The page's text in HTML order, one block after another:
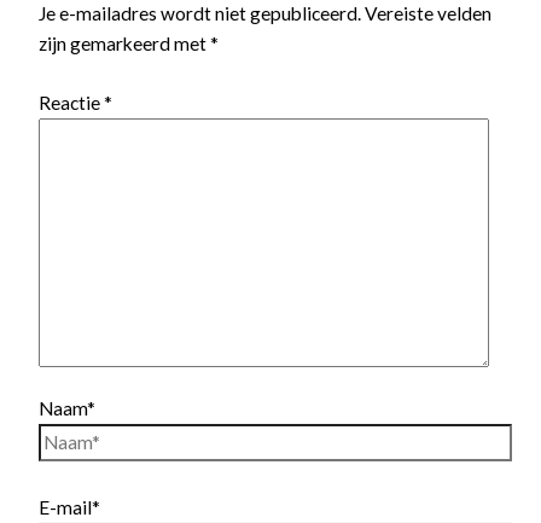
Je e-mailadres wordt niet gepubliceerd.Vereiste velden
zijn gemarkeerd met*
Reactie*
Naam*
E-mail*